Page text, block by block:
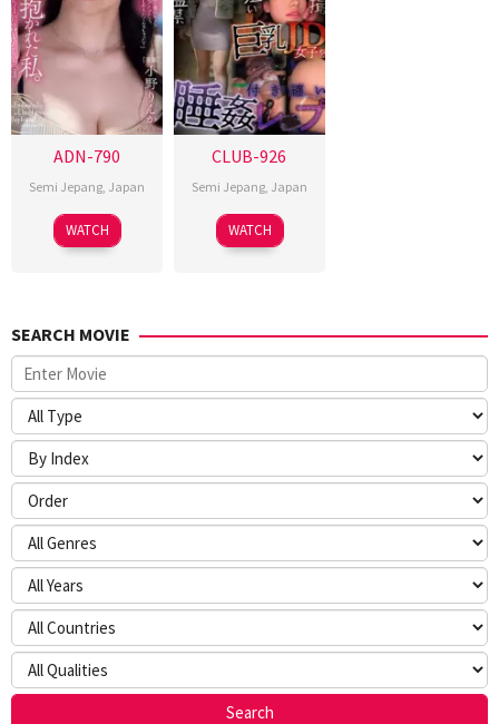
ADN-790
Semi Jepang, Japan
WATCH
CLUB-926
Semi Jepang, Japan
WATCH
SEARCH MOVIE